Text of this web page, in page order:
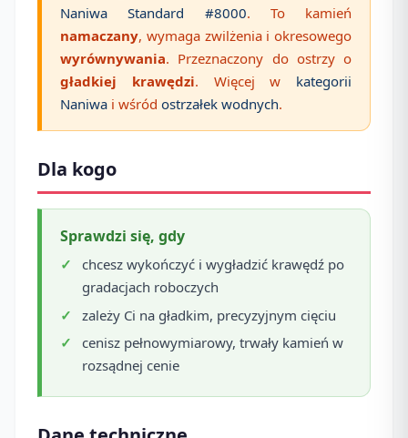
Naniwa Standard #8000. To kamień
namaczany, wymaga zwilżenia i okresowego
wyrównywania. Przeznaczony do ostrzy o
gładkiej krawędzi. Więcej w kategorii
Naniwa i wśród ostrzałek wodnych.
Dla kogo
Sprawdzi się, gdy
chcesz wykończyć i wygładzić krawędź po
gradacjach roboczych
zależy Ci na gładkim, precyzyjnym cięciu
cenisz pełnowymiarowy, trwały kamień w
rozsądnej cenie